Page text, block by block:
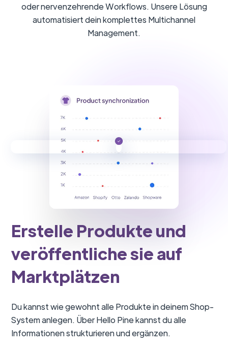
oder nervenzehrende Workflows. Unsere Lösung
automatisiert dein komplettes Multichannel
Management.
Erstelle Produkte und
veröffentliche sie auf
Marktplätzen
Du kannst wie gewohnt alle Produkte in deinem Shop-
System anlegen. Über Hello Pine kannst du alle
Informationen strukturieren und ergänzen.